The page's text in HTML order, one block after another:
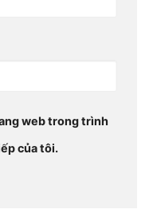
web trong trình
của tôi.